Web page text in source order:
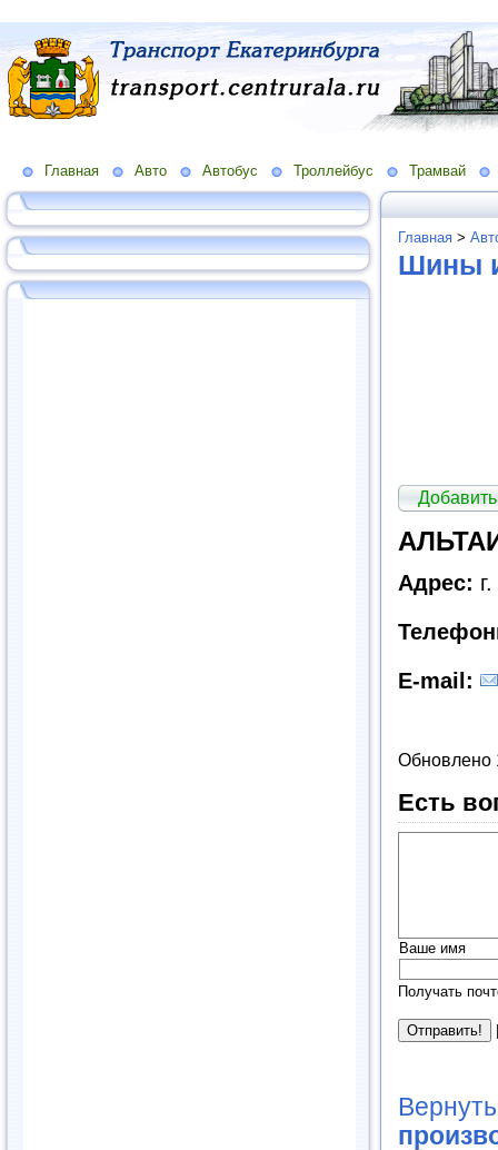
Главная Авто Автобус Троллейбус Трамвай
Главная >
Шины
Адрес:
E-mail:
Обновлено
Есть
Ваше имя
Получать